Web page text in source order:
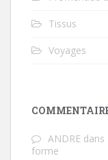
Tissus
Voyages
ANDRE dans
forme